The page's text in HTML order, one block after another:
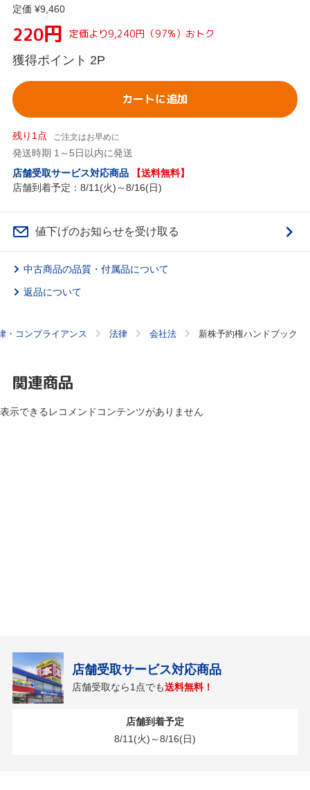
定価 ¥9,460
220円 定価より9,240円（97%）おトク
獲得ポイント 2P
カートに追加
残り1点 ご注文はお早めに
発送時期 1～5日以内に発送
店舗受取サービス対応商品
【送料無料】
店舗到着予定：8/11(火)～8/16(日)
値下げのお知らせを受け取る
中古商品の品質・付属品について
返品について
・コンプライアンス 法律 会社法 新株予約権ハンドブック
関連商品
表示できるレコメンドコンテンツがありません
店舗受取サービス対応商品
店舗受取なら1点でも送料無料！
店舗到着予定
8/11(火)～8/16(日)